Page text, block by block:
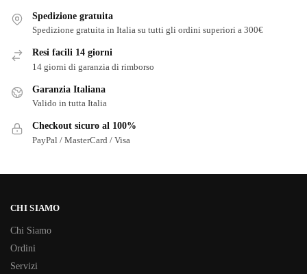
Spedizione gratuita
Spedizione gratuita in Italia su tutti gli ordini superiori a 300€
Resi facili 14 giorni
14 giorni di garanzia di rimborso
Garanzia Italiana
Valido in tutta Italia
Checkout sicuro al 100%
PayPal / MasterCard / Visa
CHI SIAMO
Chi Siamo
Ordini
Servizi